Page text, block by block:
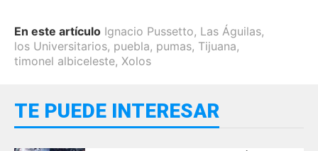
En este artículo Ignacio Pussetto, Las Águilas,
los Universitarios, puebla, pumas, Tijuana,
timonel albiceleste, Xolos
TE PUEDE INTERESAR